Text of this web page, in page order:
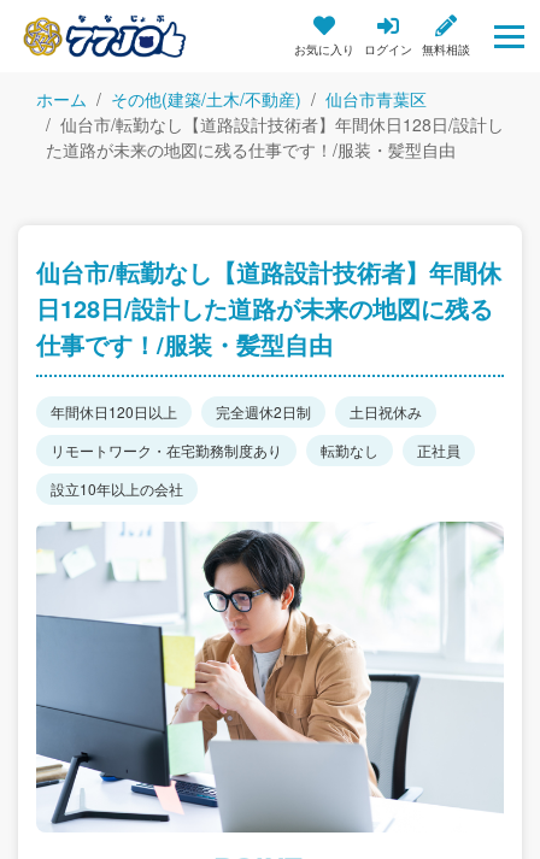
お気に入り ログイン 無料相談
ホーム その他(建築/土木/不動産)
仙台市青葉区
仙台市/転勤なし【道路設計技術者】年間休日128日/設計し
た道路が未来の地図に残る仕事です！/服装・髪型自由
仙台市/転勤なし【道路設計技術者】年間休
日128日/設計した道路が未来の地図に残る
仕事です！/服装・髪型自由
年間休日120日以上 完全週休2日制
土日祝休み
リモートワーク・在宅勤務制度あり
転勤なし
正社員
設立10年以上の会社